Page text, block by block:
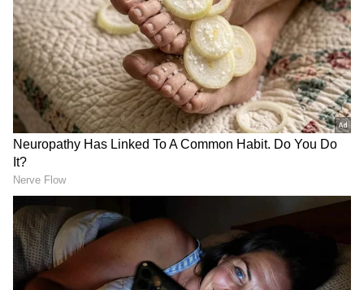
ஏசியாநெட் தமிழ்-ஐ உங்கள் முதன்மைத்
தேர்வாக்குங்கள்